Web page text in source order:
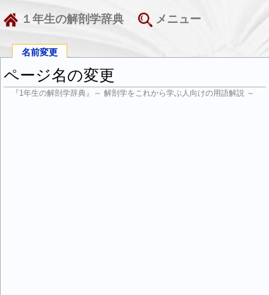
１年生の解剖学辞典 メニュー
名前変更
ページ名の変更
『1年生の解剖学辞典』～ 解剖学をこれから学ぶ人向けの用語解説 ～